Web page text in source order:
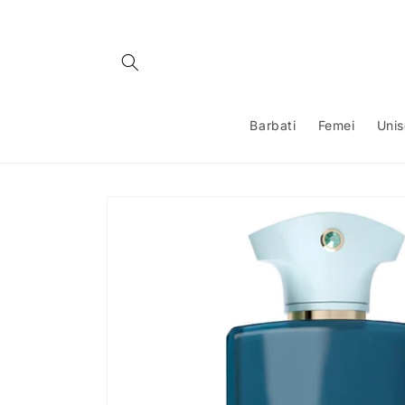
Barbati Femei